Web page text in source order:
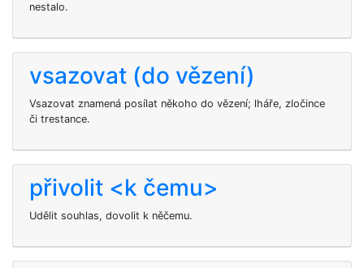
nestalo.
vsazovat (do vězení)
Vsazovat znamená posílat někoho do vězení; lháře, zločince
či trestance.
přivolit <k čemu>
Udělit souhlas, dovolit k něčemu.